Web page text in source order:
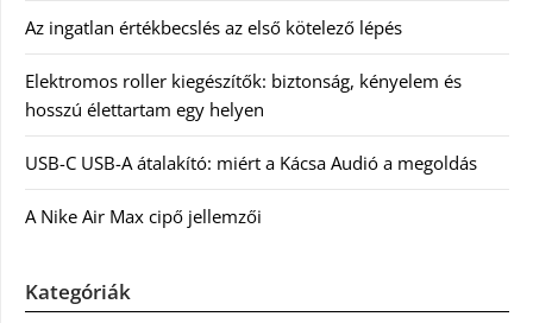
Az ingatlan értékbecslés az első kötelező lépés
Elektromos roller kiegészítők: biztonság, kényelem és
hosszú élettartam egy helyen
USB-C USB-A átalakító: miért a Kácsa Audió a megoldás
A Nike Air Max cipő jellemzői
Kategóriák